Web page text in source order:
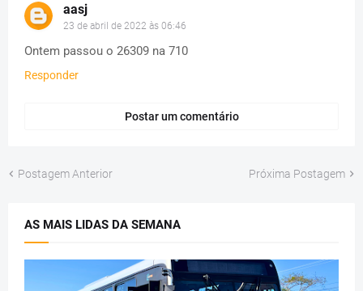
aasj
23 de abril de 2022 às 06:46
Ontem passou o 26309 na 710
Responder
Postar um comentário
Postagem Anterior Próxima Postagem
AS MAIS LIDAS DA SEMANA